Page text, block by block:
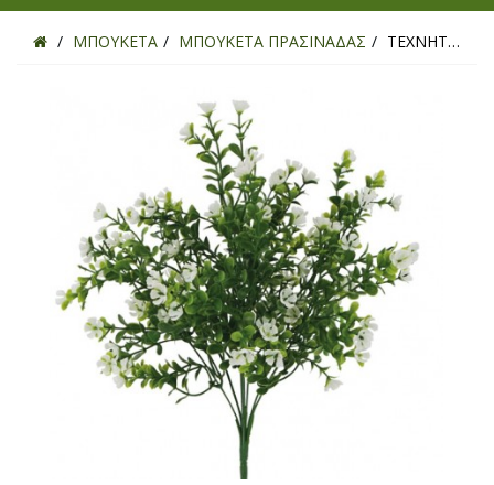
ΜΠΟΥΚΕΤΑ ΜΠΟΥΚΕΤΑ ΠΡΑΣΙΝΑΔΑΣ ΤΕΧΝΗΤΟ ΜΠΟΥΚΕΤΟ ΚΑΡΙΣΑ ΛΕΥΚΟ 36ΕΚ.